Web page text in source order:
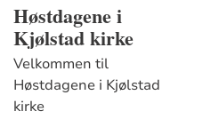
Høstdagene i
Kjølstad kirke
Velkommen til
Høstdagene i Kjølstad
kirke